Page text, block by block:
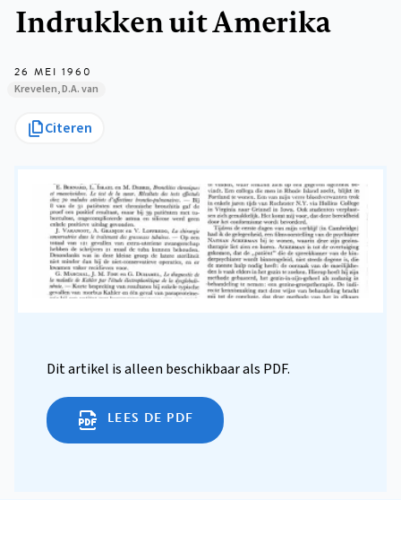
Indrukken uit Amerika
26 MEI 1960
Krevelen, D.A. van
Citeren
Dit artikel is alleen beschikbaar als PDF.
LEES DE PDF